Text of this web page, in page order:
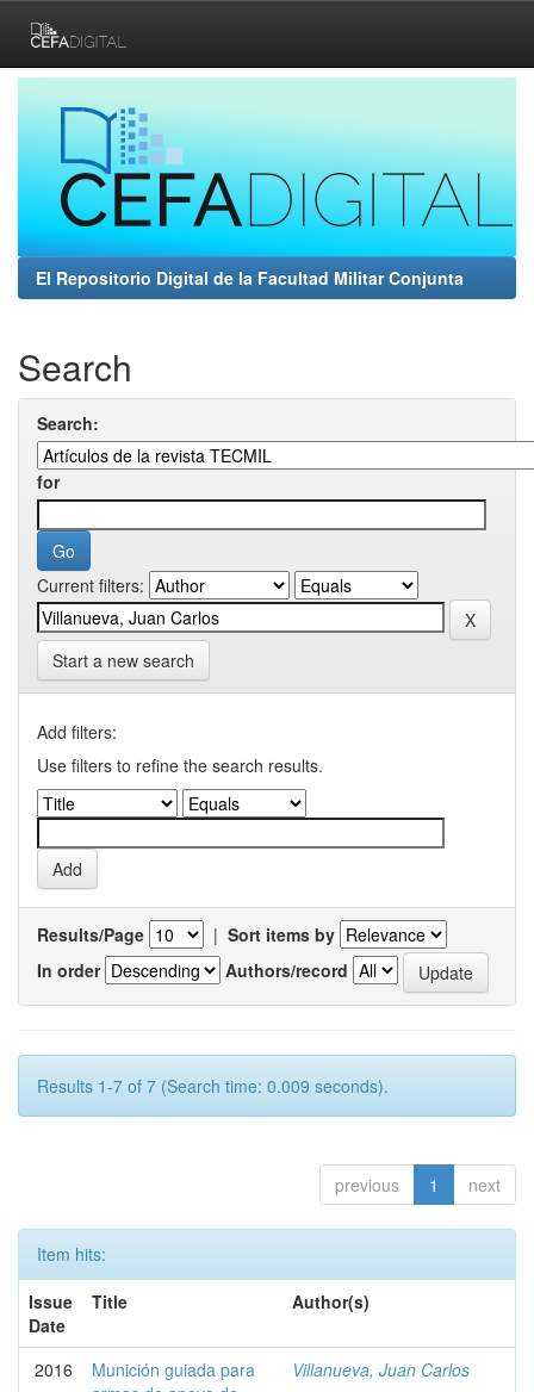
navigation
El Repositorio Digital de la Facultad Militar Conjunta
Search
Search:
for
Current filters:
Start a new search
Add filters:
Use filters to refine the search results.
Results/Page | Sort items by
In order
Authors/record
Results 1-7 of 7 (Search time: 0.009 seconds).
previous 1 next
Item hits:
Issue
Date
Title Author(s)
2016
Munición guiada para
Villanueva, Juan Carlos